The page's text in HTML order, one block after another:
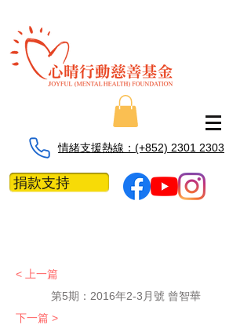
情緒支援熱線：​​(+852) 2301 2303
捐款支持
< 上一篇
第5期：2016年2-3月號 曾智華
下一篇 >